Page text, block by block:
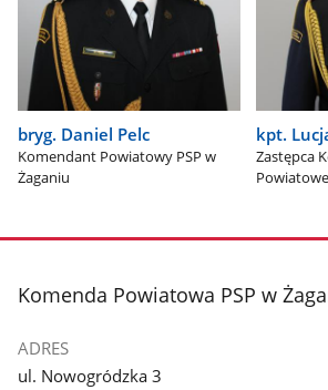
bryg. Daniel Pelc
Komendant Powiatowy PSP w
Żaganiu
kpt.
Zastępca
stopka
Komenda Powiatowa PSP w
ADRES
ul. Nowogródzka 3